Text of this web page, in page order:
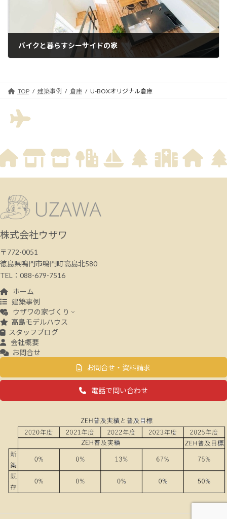
バイクと暮らすシーサイドの家
TOP 建築事例 倉庫 U-BOXオリジナル倉庫
株式会社ウザワ
〒772-0051
徳島県鳴門市鳴門町高島北580
TEL：088-679-7516
ホーム
建築事例
ウザワの家づくり
高島モデルハウス
スタッフブログ
会社概要
お問合せ
お問合せ・資料請求
電話で問い合わせ